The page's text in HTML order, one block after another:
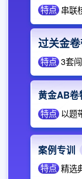
特点 串联
过关金
特点 3套
黄金AB卷
特点 以题
案例专训
特点 精选